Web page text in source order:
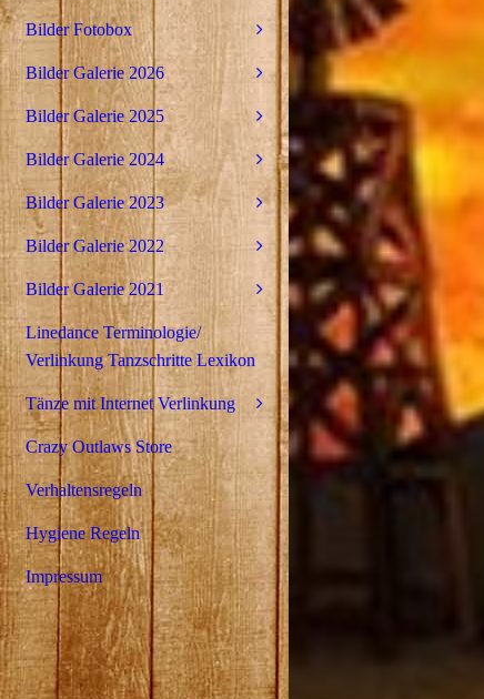
Bilder Fotobox
Bilder Galerie 2026
Bilder Galerie 2025
Bilder Galerie 2024
Bilder Galerie 2023
Bilder Galerie 2022
Bilder Galerie 2021
Linedance Terminologie/
Verlinkung Tanzschritte Lexikon
Tänze mit Internet Verlinkung
Crazy Outlaws Store
Verhaltensregeln
Hygiene Regeln
Impressum